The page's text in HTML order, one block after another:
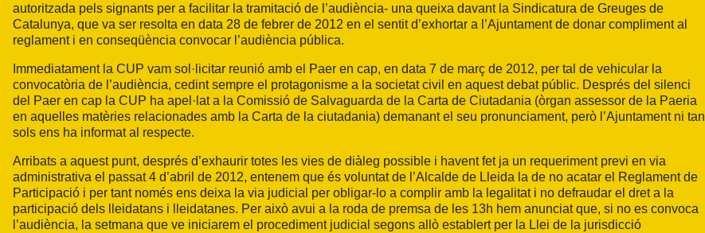
autoritzada pels signants per a facilitar la tramitació de l’audiència- una queixa davant la Sindicatura de Greuges de
Catalunya, que va ser resolta en data 28 de febrer de 2012 en el sentit d’exhortar a l’Ajuntament de donar compliment al
reglament i en conseqüència convocar l’audiència pública.
Immediatament la CUP vam sol·licitar reunió amb el Paer en cap, en data 7 de març de 2012, per tal de vehicular la
convocatòria de l’audiència, cedint sempre el protagonisme a la societat civil en aquest debat públic. Després del silenci
del Paer en cap la CUP ha apel·lat a la Comissió de Salvaguarda de la Carta de Ciutadania (òrgan assessor de la Paeria
en aquelles matèries relacionades amb la Carta de la ciutadania) demanant el seu pronunciament, però l’Ajuntament ni tan
sols ens ha informat al respecte.
Arribats a aquest punt, després d’exhaurir totes les vies de diàleg possible i havent fet ja un requeriment previ en via
administrativa el passat 4 d’abril de 2012, entenem que és voluntat de l’Alcalde de Lleida la de no acatar el Reglament de
Participació i per tant només ens deixa la via judicial per obligar-lo a complir amb la legalitat i no defraudar el dret a la
participació dels lleidatans i lleidatanes. Per això avui a la roda de premsa de les 13h hem anunciat que, si no es convoca
l’audiència, la setmana que ve iniciarem el procediment judicial segons allò establert per la Llei de la jurisdicció